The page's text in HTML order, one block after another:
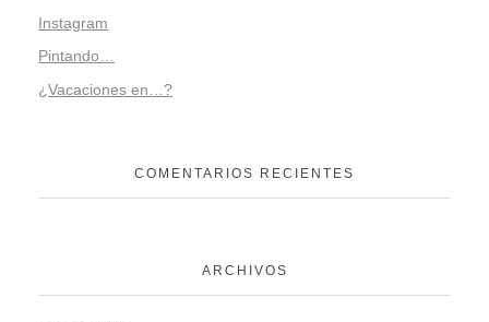
Instagram
Pintando…
¿Vacaciones en…?
COMENTARIOS RECIENTES
ARCHIVOS